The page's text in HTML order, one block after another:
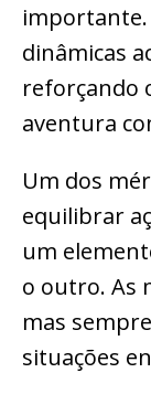
importante.
dinâmicas
reforçando
aventura
Um dos
equilibrar
um
o outro. As
mas
situações